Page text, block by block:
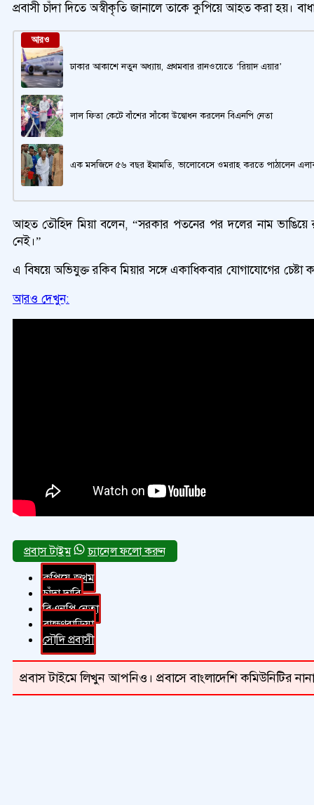
প্রবাসী চাঁদা দিতে অস্বীকৃতি জানালে তাকে কুপিয়ে আহত করা হয়।
আরও
ঢাকার আকাশে নতুন অধ্যায়, প্রথমবার রানওয়েতে ‘রিয়াদ এয়ার’
লাল ফিতা কেটে বাঁশের সাঁকো উদ্বোধন করলেন বিএনপি নেতা
এক মসজিদে ৫৬ বছর ইমামতি, ভালোবেসে ওমরাহ করতে পাঠালেন
আহত তৌহিদ মিয়া বলেন, “সরকার পতনের পর দলের নাম ভাঙিয়ে
নেই।”
এ বিষয়ে অভিযুক্ত রকিব মিয়ার সঙ্গে একাধিকবার যোগাযোগের
আরও দেখুন:
চ্যানেল ফলো করুন
কুপিয়ে জখম
চাঁদা দাবি
বিএনপি নেতা
ব্রাহ্মণবাড়িয়া
সৌদি প্রবাসী
প্রবাস টাইমে লিখুন আপনিও। প্রবাসে বাংলাদেশি কমিউনিটির